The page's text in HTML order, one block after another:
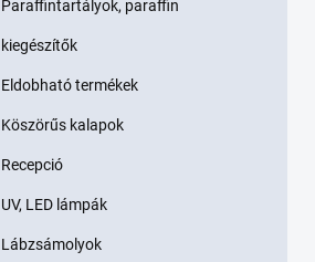
Paraffintartályok, paraffin
kiegészítők
Eldobható termékek
Köszörűs kalapok
Recepció
UV, LED lámpák
Lábzsámolyok